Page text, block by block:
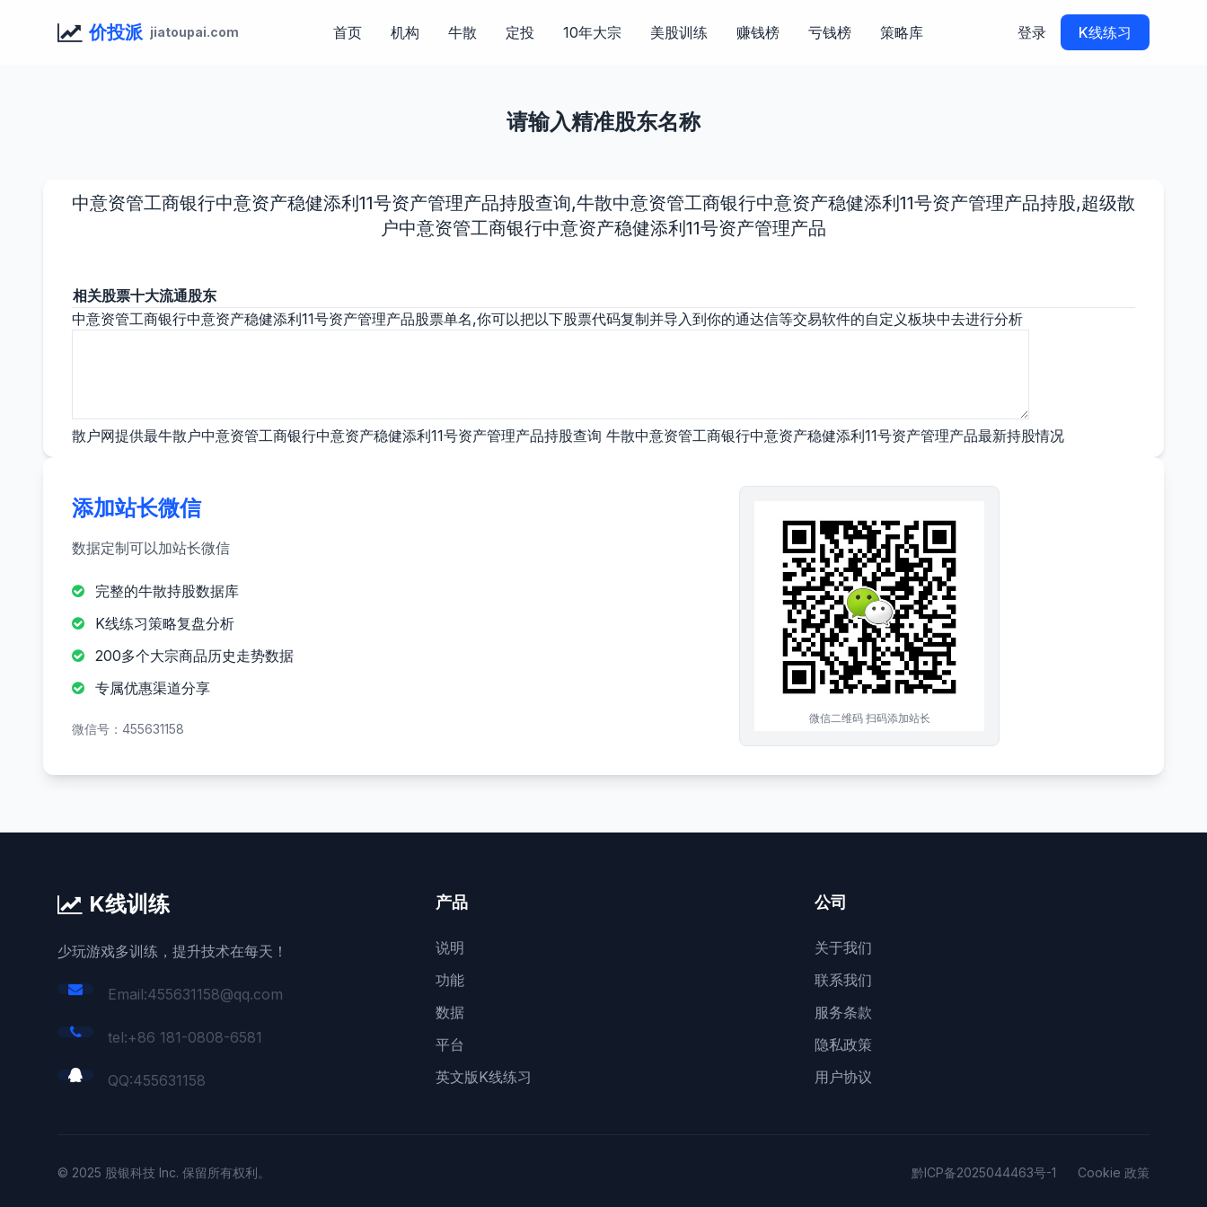
价投派 jiatoupai.com 首页 机构 牛散 定投 10年大宗 美股训练 赚钱榜 亏钱榜 策略库 登录 K线练习
请输入精准股东名称
中意资管工商银行中意资产稳健添利11号资产管理产品持股查询,牛散中意资管工商银行中意资产稳健添利11号资产管理产品持股,超级散
户中意资管工商银行中意资产稳健添利11号资产管理产品
相关股票十大流通股东
中意资管工商银行中意资产稳健添利11号资产管理产品股票单名,你可以把以下股票代码复制并导入到你的通达信等交易软件的自定义板块中去进行分析
散户网提供最牛散户中意资管工商银行中意资产稳健添利11号资产管理产品持股查询 牛散中意资管工商银行中意资产稳健添利11号资产管理产品最新持股情况
添加站长微信
数据定制可以加站长微信
完整的牛散持股数据库
K线练习策略复盘分析
200多个大宗商品历史走势数据
专属优惠渠道分享
微信号：455631158
微信二维码 扫码添加站长
K线训练
少玩游戏多训练，提升技术在每天！
Email:455631158@qq.com
tel:+86 181-0808-6581
QQ:455631158
产品
说明
功能
数据
平台
英文版K线练习
公司
关于我们
联系我们
服务条款
隐私政策
用户协议
© 2025 股银科技 Inc. 保留所有权利。 黔ICP备2025044463号-1 Cookie 政策